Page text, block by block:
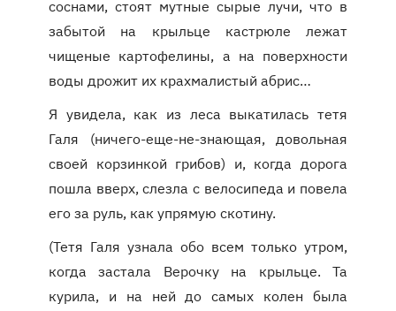
соснами, стоят мутные сырые лучи, что в
забытой на крыльце кастрюле лежат
чищеные картофелины, а на поверхности
воды дрожит их крахмалистый абрис…
Я увидела, как из леса выкатилась тетя
Галя (ничего-еще-не-знающая, довольная
своей корзинкой грибов) и, когда дорога
пошла вверх, слезла с велосипеда и повела
его за руль, как упрямую скотину.
(Тетя Галя узнала обо всем только утром,
когда застала Верочку на крыльце. Та
курила, и на ней до самых колен была